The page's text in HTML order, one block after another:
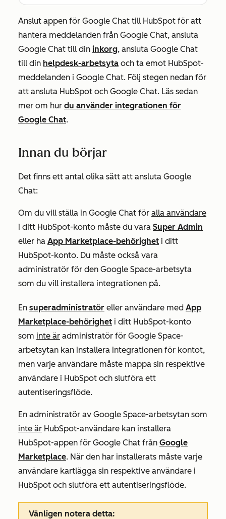
Anslut appen för Google Chat till HubSpot för att
hantera meddelanden från Google Chat, ansluta
Google Chat till din inkorg, ansluta Google Chat
till din helpdesk-arbetsyta och ta emot HubSpot-
meddelanden i Google Chat. Följ stegen nedan för
att ansluta HubSpot och Google Chat. Läs sedan
mer om hur du använder integrationen för
Google Chat.
Innan du börjar
Det finns ett antal olika sätt att ansluta Google
Chat:
Om du vill ställa in Google Chat för alla användare
i ditt HubSpot-konto måste du vara Super Admin
eller ha App Marketplace-behörighet i ditt
HubSpot-konto. Du måste också vara
administratör för den Google Space-arbetsyta
som du vill installera integrationen på.
En superadministratör eller användare med App
Marketplace-behörighet i ditt HubSpot-konto
som inte är administratör för Google Space-
arbetsytan kan installera integrationen för kontot,
men varje användare måste mappa sin respektive
användare i HubSpot och slutföra ett
autentiseringsflöde.
En administratör av Google Space-arbetsytan som
inte är HubSpot-användare kan installera
HubSpot-appen för Google Chat från Google
Marketplace. När den har installerats måste varje
användare kartlägga sin respektive användare i
HubSpot och slutföra ett autentiseringsflöde.
Vänligen notera detta: